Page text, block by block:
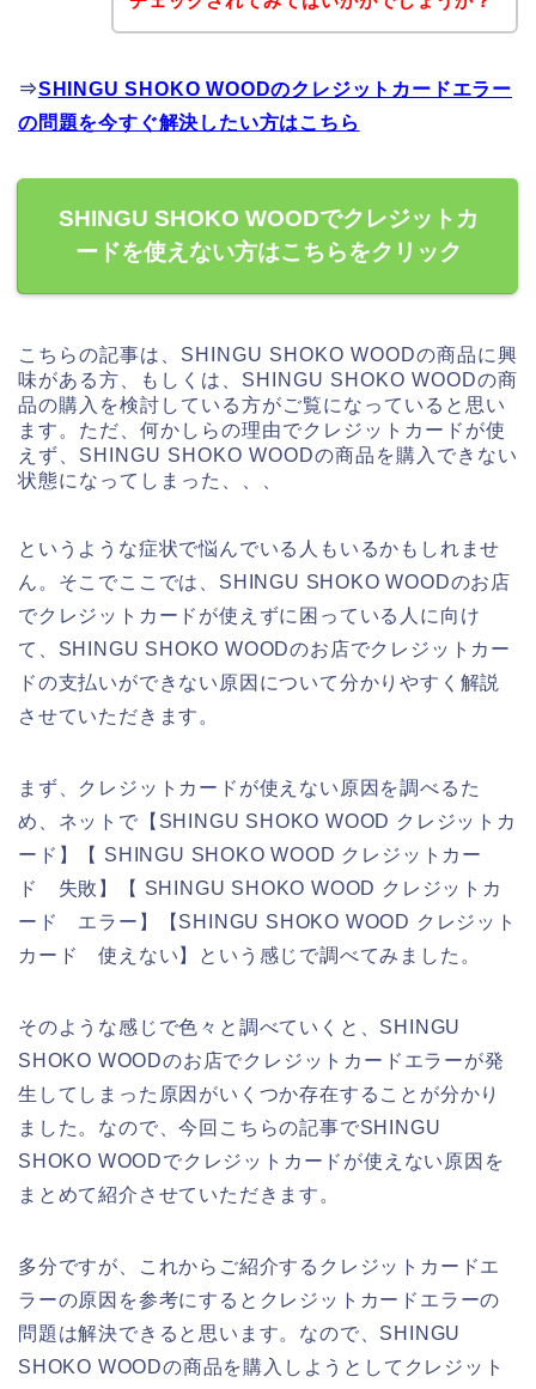
⇒SHINGU SHOKO WOODのクレジットカードエラー
の問題を今すぐ解決したい方はこちら
SHINGU SHOKO WOODでクレジットカ
ードを使えない方はこちらをクリック
こちらの記事は、SHINGU SHOKO WOODの商品に興
味がある方、もしくは、SHINGU SHOKO WOODの商
品の購入を検討している方がご覧になっていると思い
ます。ただ、何かしらの理由でクレジットカードが使
えず、SHINGU SHOKO WOODの商品を購入できない
状態になってしまった、、、
というような症状で悩んでいる人もいるかもしれませ
ん。そこでここでは、SHINGU SHOKO WOODのお店
でクレジットカードが使えずに困っている人に向け
て、SHINGU SHOKO WOODのお店でクレジットカー
ドの支払いができない原因について分かりやすく解説
させていただきます。
まず、クレジットカードが使えない原因を調べるた
め、ネットで【SHINGU SHOKO WOOD クレジットカ
ード】【 SHINGU SHOKO WOOD クレジットカー
ド 失敗】【 SHINGU SHOKO WOOD クレジットカ
ード エラー】【SHINGU SHOKO WOOD クレジット
カード 使えない】という感じで調べてみました。
そのような感じで色々と調べていくと、SHINGU
SHOKO WOODのお店でクレジットカードエラーが発
生してしまった原因がいくつか存在することが分かり
ました。なので、今回こちらの記事でSHINGU
SHOKO WOODでクレジットカードが使えない原因を
まとめて紹介させていただきます。
多分ですが、これからご紹介するクレジットカードエ
ラーの原因を参考にするとクレジットカードエラーの
問題は解決できると思います。なので、SHINGU
SHOKO WOODの商品を購入しようとしてクレジット